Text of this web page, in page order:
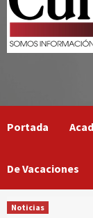
Portada
De Vacaciones
Noticias